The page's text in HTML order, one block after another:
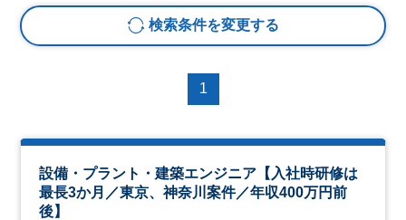
検索条件を変更する
1
設備・プラント・建築エンジニア【入社時研修は
最長3か月／東京、神奈川案件／年収400万円前
後】